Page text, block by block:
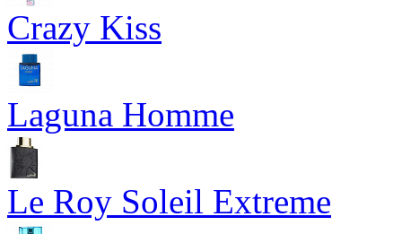
Crazy Kiss
Laguna Homme
Le Roy Soleil Extreme